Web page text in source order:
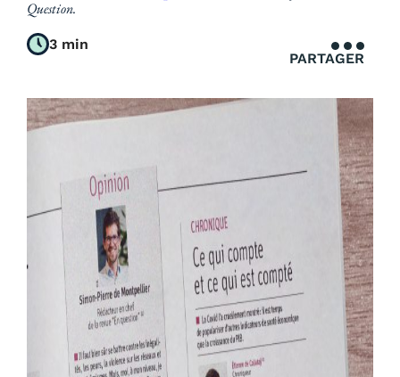
Question.
3 min
PARTAGER